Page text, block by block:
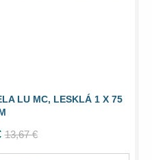
LU MC, LESKLÁ 1 X 75
13,67 €